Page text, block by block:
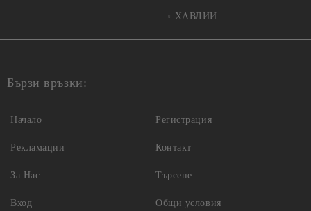
ХАВЛИИ
Бързи връзки:
Начало
Рекламации
За Нас
Вход
Регистрация
Контакт
Търсене
Общи условия